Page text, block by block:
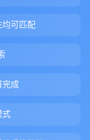
可匹配
完成
式